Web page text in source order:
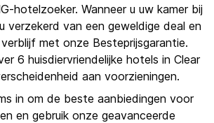
hotelzoeker. Wanneer u uw kamer bij
verzekerd van een geweldige deal en
met onze Besteprijsgarantie.
6 huisdiervriendelijke hotels in Clear
aan voorzieningen.
in om de beste aanbiedingen voor
en gebruik onze geavanceerde